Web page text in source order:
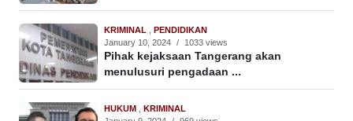
KRIMINAL
PENDIDIKAN
January 10, 2024 / 1033 views
Pihak kejaksaan Tangerang akan
menulusuri pengadaan ...
HUKUM
KRIMINAL